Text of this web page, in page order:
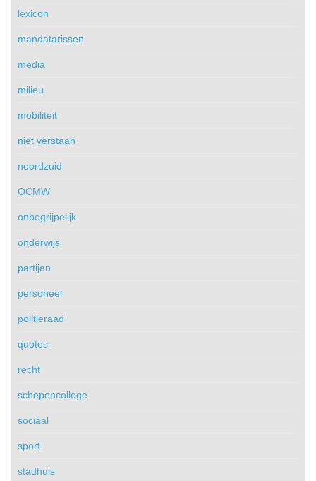
lexicon
mandatarissen
media
milieu
mobiliteit
niet verstaan
noordzuid
OCMW
onbegrijpelijk
onderwijs
partijen
personeel
politieraad
quotes
recht
schepencollege
sociaal
sport
stadhuis